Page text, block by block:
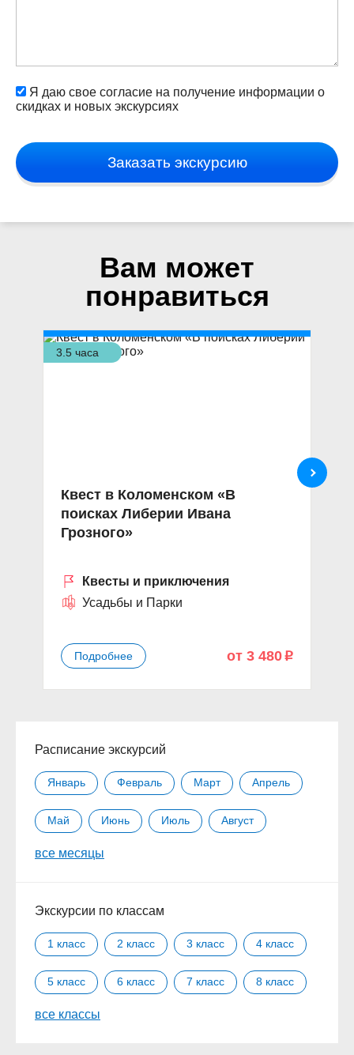
Я даю свое согласие на получение информации о
скидках и новых экскурсиях
Заказать экскурсию
Вам может
понравиться
3.5 часа
Квест в Коломенском «В
поисках Либерии Ивана
Грозного»
Квесты и приключения
Усадьбы и Парки
Подробнее от 3 480 p
Расписание экскурсий
Январь Февраль Март Апрель
Май Июнь Июль Август
Сентябрь
все месяцы
Экскурсии по классам
1 класс 2 класс 3 класс 4 класс
5 класс 6 класс 7 класс 8 класс
9 класс
все классы